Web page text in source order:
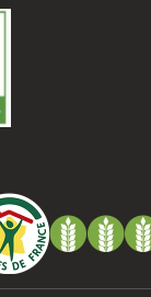
de ce
le Mas
hésitation.**La
week-end
puisqu’il
sur le
au village. Cela
véritable
plus à l’avenir.